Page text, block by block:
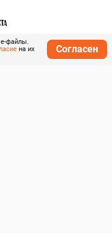
файлы.
на их
Согласен